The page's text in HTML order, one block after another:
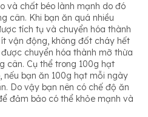
và chất béo lành mạnh do đó
cân. Khi bạn ăn quá nhiều
tích tụ và chuyển hóa thành
vận động, không đốt cháy hết
chuyển hóa thành mỡ thừa
cân. Cụ thể trong 100g hạt
nếu bạn ăn 100g hạt mỗi ngày
Do vậy bạn nên có chế độ ăn
đảm bảo có thể khỏe mạnh và